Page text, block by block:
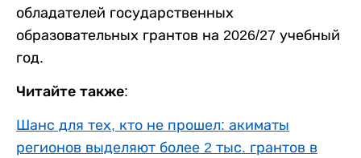
обладателей государственных
образовательных грантов на 2026/27 учебный
год.
Читайте также:
Шанс для тех, кто не прошел: акиматы
регионов выделяют более 2 тыс. грантов в